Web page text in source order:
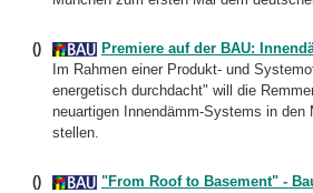
()
Premiere auf der BAU:
Im Rahmen einer Produkt- und
energetisch durchdacht" will die
neuartigen Innendämm-Systems in
stellen.
()
"From Roof to Basement" -